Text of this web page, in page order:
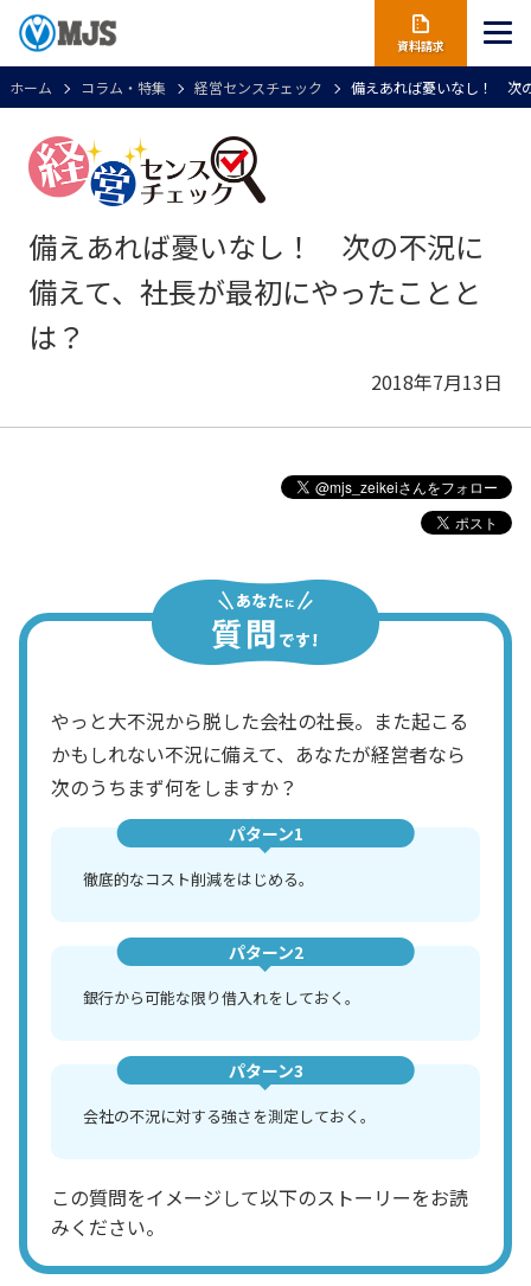
資料請求
ホーム コラム・特集 経営センスチェック 備えあれば憂いなし！ 次
備えあれば憂いなし！ 次の不況に
備えて、社長が最初にやったことと
は？
2018年7月13日
やっと大不況から脱した会社の社長。また起こる
かもしれない不況に備えて、あなたが経営者なら
次のうちまず何をしますか？
パターン1
徹底的なコスト削減をはじめる。
パターン2
銀行から可能な限り借入れをしておく。
パターン3
会社の不況に対する強さを測定しておく。
この質問をイメージして以下のストーリーをお読
みください。